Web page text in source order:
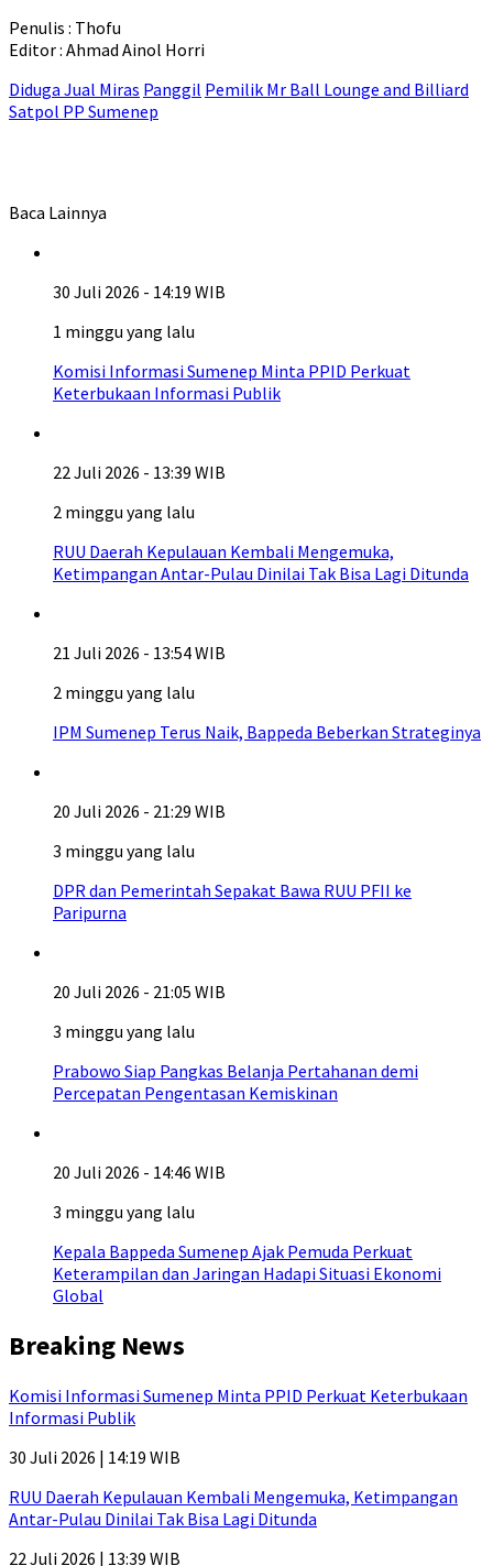
Penulis : Thofu
Editor : Ahmad Ainol Horri
Diduga Jual Miras Panggil Pemilik Mr Ball Lounge and Billiard
Satpol PP Sumenep
Baca Lainnya
30 Juli 2026 - 14:19 WIB
1 minggu yang lalu
Komisi Informasi Sumenep Minta PPID Perkuat
Keterbukaan Informasi Publik
22 Juli 2026 - 13:39 WIB
2 minggu yang lalu
RUU Daerah Kepulauan Kembali Mengemuka,
Ketimpangan Antar-Pulau Dinilai Tak Bisa Lagi Ditunda
21 Juli 2026 - 13:54 WIB
2 minggu yang lalu
IPM Sumenep Terus Naik, Bappeda Beberkan Strateginya
20 Juli 2026 - 21:29 WIB
3 minggu yang lalu
DPR dan Pemerintah Sepakat Bawa RUU PFII ke
Paripurna
20 Juli 2026 - 21:05 WIB
3 minggu yang lalu
Prabowo Siap Pangkas Belanja Pertahanan demi
Percepatan Pengentasan Kemiskinan
20 Juli 2026 - 14:46 WIB
3 minggu yang lalu
Kepala Bappeda Sumenep Ajak Pemuda Perkuat
Keterampilan dan Jaringan Hadapi Situasi Ekonomi
Global
Breaking News
Komisi Informasi Sumenep Minta PPID Perkuat Keterbukaan
Informasi Publik
30 Juli 2026 | 14:19 WIB
RUU Daerah Kepulauan Kembali Mengemuka, Ketimpangan
Antar-Pulau Dinilai Tak Bisa Lagi Ditunda
22 Juli 2026 | 13:39 WIB